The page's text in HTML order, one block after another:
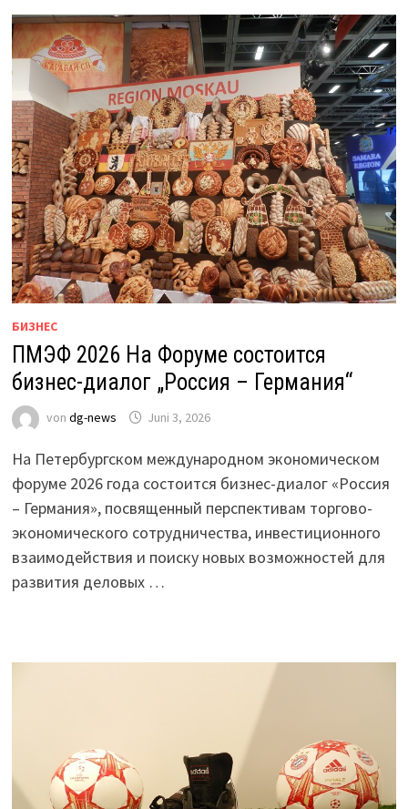
БИЗНЕС
ПМЭФ 2026 На Форуме состоится
бизнес-диалог „Россия – Германия“
von dg-news Juni 3, 2026
На Петербургском международном экономическом
форуме 2026 года состоится бизнес-диалог «Россия
– Германия», посвященный перспективам торгово-
экономического сотрудничества, инвестиционного
взаимодействия и поиску новых возможностей для
развития деловых …